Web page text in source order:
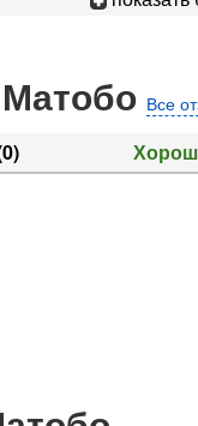
Все